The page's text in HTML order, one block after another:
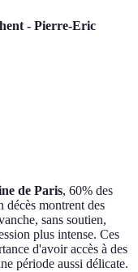
- Pierre-Eric
de Paris, 60% des
décès montrent des
sans soutien,
plus intense. Ces
d'avoir accès à des
période aussi délicate.